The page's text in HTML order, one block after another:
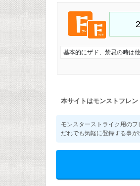
基本的にザド、禁忌の時は
本サイトはモンストフレン
モンスターストライク用の
だれでも気軽に登録する事が